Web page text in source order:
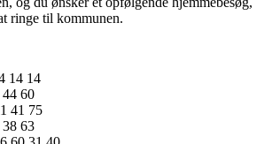
ringe til kommunen.
14 14
60
41 75
38 63